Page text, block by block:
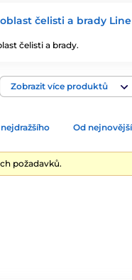
čelisti a brady
čelisti a brady.
Zobrazit více produktů
Od
požadavků.